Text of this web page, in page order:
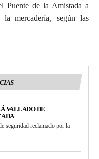
Puente de la Amistada a
mercadería, según las
VALLADO DE
seguridad reclamado por la